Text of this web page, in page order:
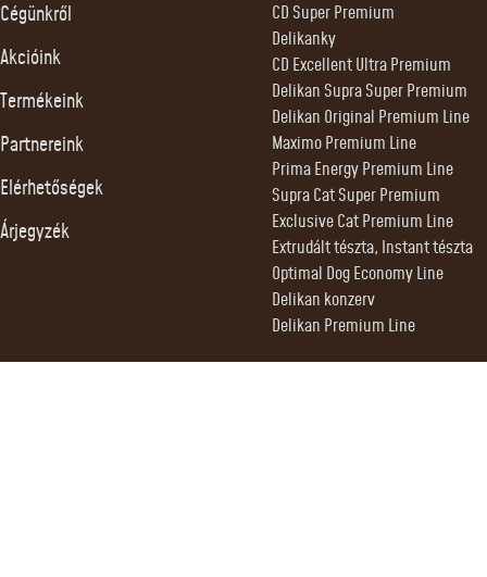
Cégünkről
Akcióink
Termékeink
Partnereink
Elérhetőségek
Árjegyzék
CD Super Premium
Delikanky
CD Excellent Ultra Premium
Delikan Supra Super Premium
Delikan Original Premium Line
Maximo Premium Line
Prima Energy Premium Line
Supra Cat Super Premium
Exclusive Cat Premium Line
Extrudált tészta, Instant tészta
Optimal Dog Economy Line
Delikan konzerv
Delikan Premium Line